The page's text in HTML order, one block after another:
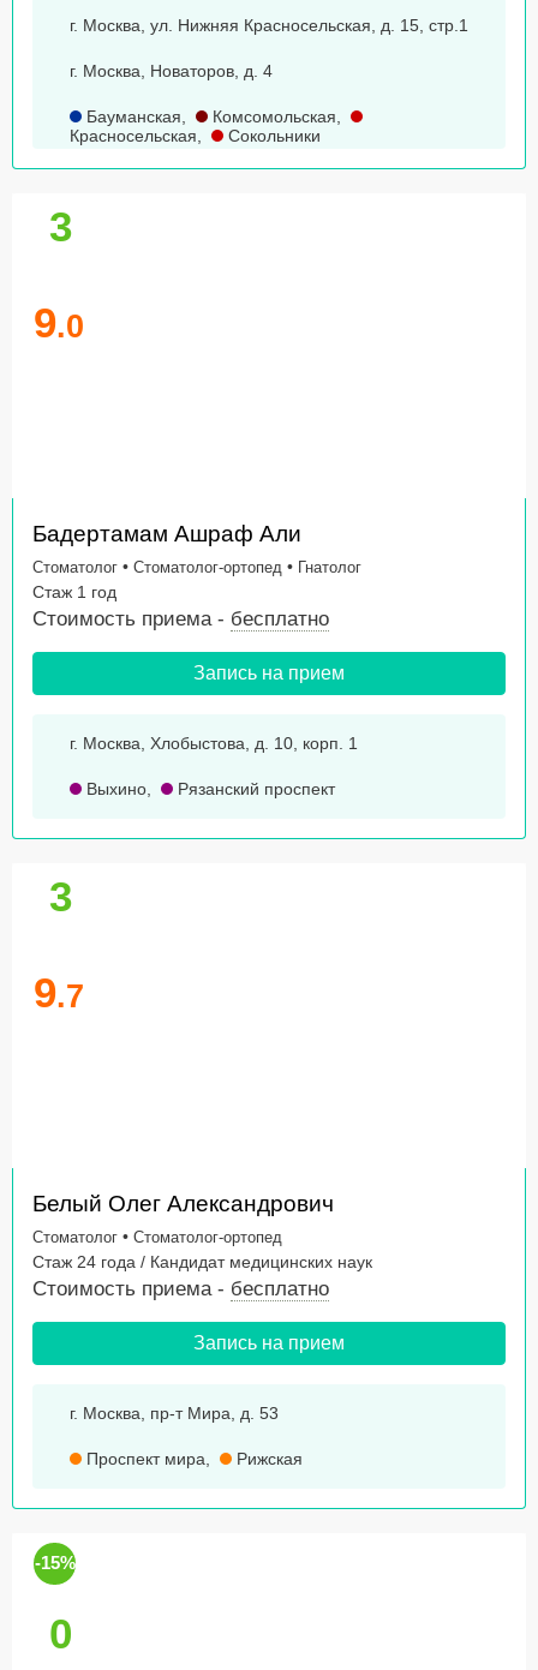
г. Москва, ул. Нижняя Красносельская, д. 15, стр.1
г. Москва, Новаторов, д. 4
Бауманская Комсомольская
Красносельская
Сокольники
3
9.0
Бадертамам Ашраф Али
Стоматолог • Стоматолог-ортопед • Гнатолог
Стаж 1 год
Стоимость приема - бесплатно
Запись на прием
г. Москва, Хлобыстова, д. 10, корп. 1
Выхино Рязанский проспект
3
9.7
Белый Олег Александрович
Стоматолог • Стоматолог-ортопед
Стаж 24 года / Кандидат медицинских наук
Стоимость приема - бесплатно
Запись на прием
г. Москва, пр-т Мира, д. 53
Проспект мира Рижская
-15%
0